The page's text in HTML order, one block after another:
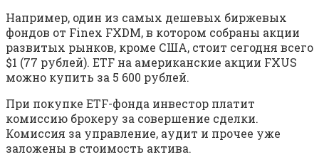
Например, один из самых дешевых биржевых
фондов от Finex FXDM, в котором собраны акции
развитых рынков, кроме США, стоит сегодня всего
$1 (77 рублей). ETF на американские акции FXUS
можно купить за 5 600 рублей.
При покупке ETF-фонда инвестор платит
комиссию брокеру за совершение сделки.
Комиссия за управление, аудит и прочее уже
заложены в стоимость актива.